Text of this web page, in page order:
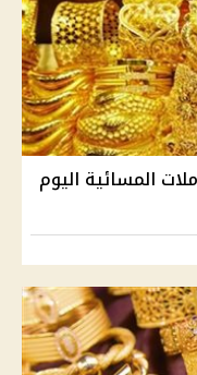
المسائية اليوم